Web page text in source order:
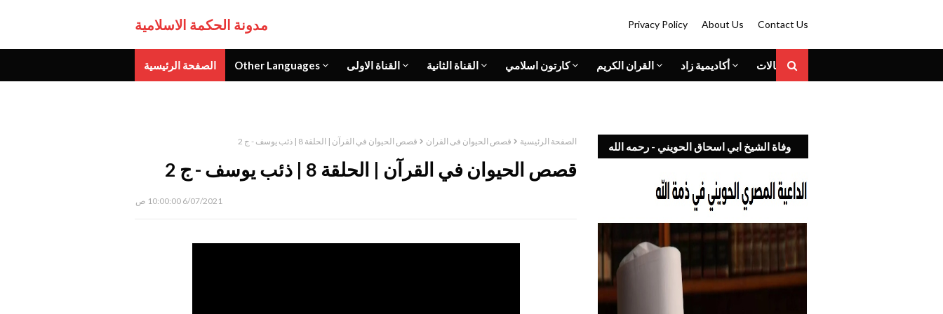
مدونة الحكمة الاسلامية Privacy Policy About Us Contact Us
الصفحة الرئيسية Other Languages القناة الاولى القناة الثانية كارتون اسلامي القران الكريم أكاديمية زاد المقالات
الصفحة الرئيسية قصص الحيوان فى القران قصص الحيوان في القرآن | الحلقة 8 | ذئب يوسف - ج 2
قصص الحيوان في القرآن | الحلقة 8 | ذئب يوسف - ج 2
6/07/2021 10:00:00 ص
وفاة الشيخ ابي اسحاق الحويني - رحمه الله